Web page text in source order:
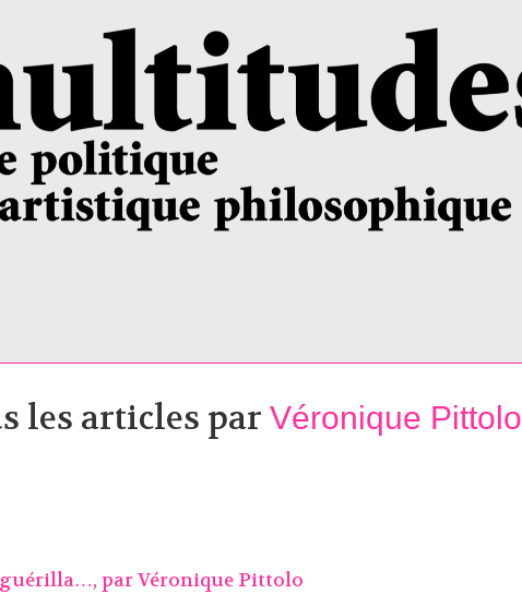
les articles parVéronique Pittolo
guérilla…, parVéronique Pittolo